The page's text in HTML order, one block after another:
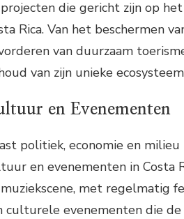
die gericht zijn op
Rica. Van het beschermen
van duurzaam
van zijn unieke
en Evenementen
politiek, economie en
en evenementen in Costa
met regelmatig
culturele evenementen die de